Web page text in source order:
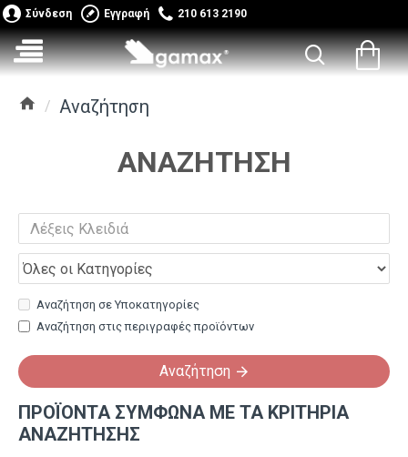
Σύνδεση Εγγραφή 210 613 2190
Αναζήτηση
ΑΝΑΖΉΤΗΣΗ
Αναζήτηση σε Υποκατηγορίες
Αναζήτηση στις περιγραφές προϊόντων
Αναζήτηση
ΠΡΟΪΌΝΤΑ ΣΎΜΦΩΝΑ ΜΕ ΤΑ ΚΡΙΤΉΡΙΑ
ΑΝΑΖΉΤΗΣΗΣ